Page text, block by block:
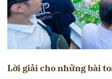
Lời giải cho những bài